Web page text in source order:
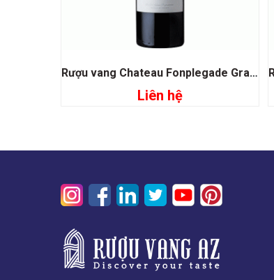
Đọc tiếp
Rượu vang Chateau Fonplegade Grand Cru Classe
Liên hệ